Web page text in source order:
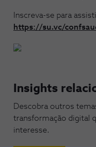
Inscreva-se para
https://su.vc/
Insights
Descobra outros
transformação digital
interesse.